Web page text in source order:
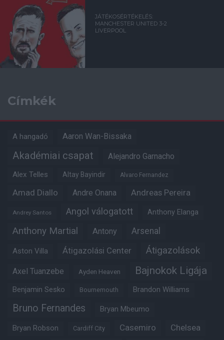
JÁTÉKOSÉRTÉKELÉS:
MANCHESTER UNITED 3-2
LIVERPOOL
Címkék
A hangadó Aaron Wan-Bissaka
Akadémiai csapat Alejandro Garnacho
Alex Telles Altay Bayindir Alvaro Fernandez
Amad Diallo Andre Onana Andreas Pereira
Andrey Santos Angol válogatott Anthony Elanga
Anthony Martial Antony Arsenal
Aston Villa Átigazolási Center Átigazolások
Axel Tuanzebe Ayden Heaven Bajnokok Ligája
Benjamin Sesko Bournemouth Brandon Williams
Bruno Fernandes Bryan Mbeumo
Bryan Robson Cardiff City Casemiro Chelsea